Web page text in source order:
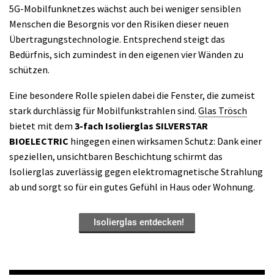
5G-Mobilfunknetzes wächst auch bei weniger sensiblen
Menschen die Besorgnis vor den Risiken dieser neuen
Übertragungstechnologie. Entsprechend steigt das
Bedürfnis, sich zumindest in den eigenen vier Wänden zu
schützen.
Eine besondere Rolle spielen dabei die Fenster, die zumeist
stark durchlässig für Mobilfunkstrahlen sind. Glas Trösch
bietet mit dem 3-fach Isolierglas SILVERSTAR
BIOELECTRIC hingegen einen wirksamen Schutz: Dank einer
speziellen, unsichtbaren Beschichtung schirmt das
Isolierglas zuverlässig gegen elektromagnetische Strahlung
ab und sorgt so für ein gutes Gefühl in Haus oder Wohnung.
Isolierglas entdecken!